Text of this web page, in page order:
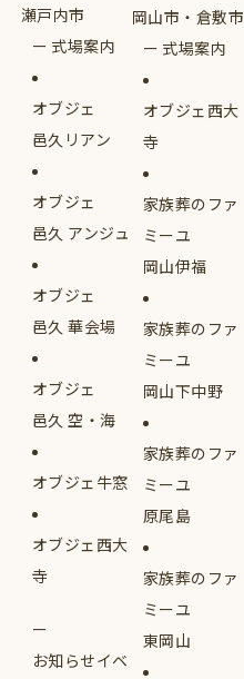
瀬戸内市
式場案内
オブジェ
邑久リアン
オブジェ
邑久 アンジュ
オブジェ
邑久 華会場
オブジェ
邑久 空・海
オブジェ牛窓
オブジェ西大
寺
お知らせイベ
岡山市・倉敷市
式場案内
オブジェ西大
寺
家族葬のファ
ミーユ
岡山伊福
家族葬のファ
ミーユ
岡山下中野
家族葬のファ
ミーユ
原尾島
家族葬のファ
ミーユ
東岡山